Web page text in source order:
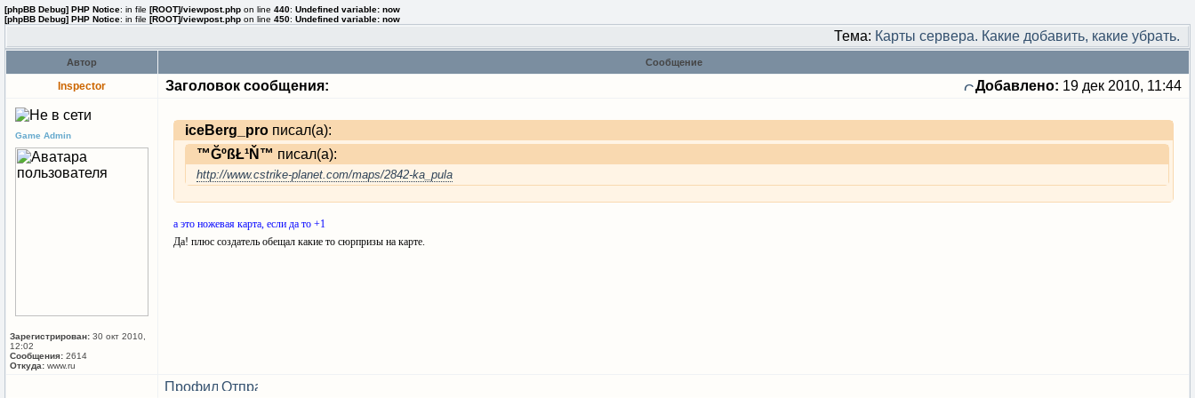
[phpBB Debug] PHP Notice: in file [ROOT]/viewpost.php on line 440: Undefined variable: now
[phpBB Debug] PHP Notice: in file [ROOT]/viewpost.php on line 450: Undefined variable: now
Тема: Карты сервера. Какие добавить, какие убрать.
Автор Сообщение
Inspector Заголовок сообщения: Добавлено: 19 дек 2010, 11:44
Game Admin
Зарегистрирован: 30 окт 2010,
12:02
Сообщения: 2614
Откуда: www.ru
iceBerg_pro писал(а):
™ĞºßŁ¹Ň™ писал(а):
http://www.cstrike-planet.com/maps/2842-ka_pula
а это ножевая карта, если да то +1
Да! плюс создатель обещал какие то сюрпризы на карте.